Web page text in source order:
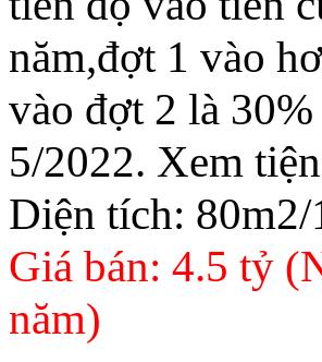
năm,đợt 1 vào
vào đợt 2 là
5/2022. Xem
Diện tích: 80m2/
Giá bán: 4.5 tỷ
năm)